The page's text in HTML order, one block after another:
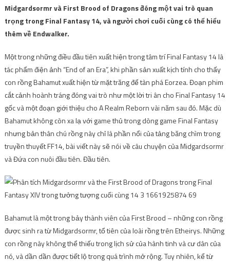
Midgardsormr và First Brood of Dragons đóng một vai trò quan
trọng trong Final Fantasy 14, và người chơi cuối cùng có thể hiểu
thêm về Endwalker.
Một trong những điều đầu tiên xuất hiện trong tâm trí Final Fantasy 14 là
tác phẩm điện ảnh “End of an Era”, khi phần sản xuất kịch tính cho thấy
con rồng Bahamut xuất hiện từ mặt trăng để tàn phá Eorzea. Đoạn phim
cắt cảnh hoành tráng đóng vai trò như một lời tri ân cho Final Fantasy 14
gốc và một đoạn giới thiệu cho A Realm Reborn vài năm sau đó. Mặc dù
Bahamut không còn xa lạ với game thủ trong dòng game Final Fantasy
nhưng bản thân chú rồng này chỉ là phần nổi của tảng băng chìm trong
truyền thuyết FF14, bài viết này sẽ nói về câu chuyện của Midgardsormr
và Đứa con nuôi đầu tiên. Đầu tiên.
Bahamut là một trong bảy thành viên của First Brood – những con rồng
được sinh ra từ Midgardsormr, tổ tiên của loài rồng trên Etheirys. Những
con rồng này không thể thiếu trong lịch sử của hành tinh và cư dân của
nó, và dần dần được tiết lộ trong quá trình mở rộng. Tuy nhiên, kể từ